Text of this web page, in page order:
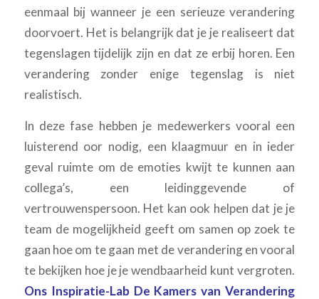
eenmaal bij wanneer je een serieuze verandering
doorvoert. Het is belangrijk dat je je realiseert dat
tegenslagen tijdelijk zijn en dat ze erbij horen. Een
verandering zonder enige tegenslag is niet
realistisch.
In deze fase hebben je medewerkers vooral een
luisterend oor nodig, een klaagmuur en in ieder
geval ruimte om de emoties kwijt te kunnen aan
collega’s, een leidinggevende of
vertrouwenspersoon. Het kan ook helpen dat je je
team de mogelijkheid geeft om samen op zoek te
gaan hoe om te gaan met de verandering en vooral
te bekijken hoe je je wendbaarheid kunt vergroten.
Ons Inspiratie-Lab De Kamers van Verandering